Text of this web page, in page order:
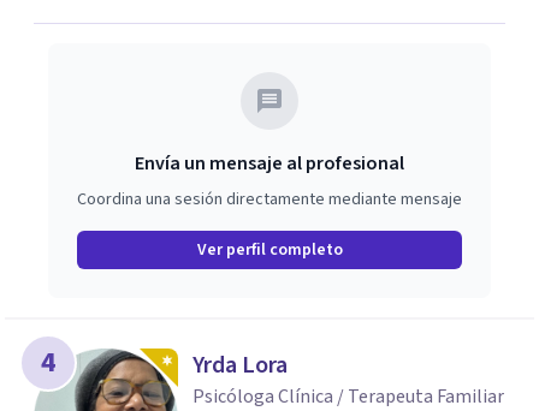
Envía un mensaje al profesional
Coordina una sesión directamente mediante mensaje
Ver perfil completo
4 Yrda Lora
Psicóloga Clínica / Terapeuta Familiar